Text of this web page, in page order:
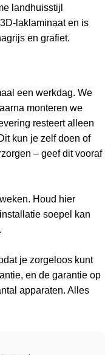
landhuisstijl
laklaminaat en is
en grafiet.
een werkdag. We
monteren we
resteert alleen
kun je zelf doen of
– geef dit vooraf
Houd hier
soepel kan
je zorgeloos kunt
en de garantie op
apparaten. Alles